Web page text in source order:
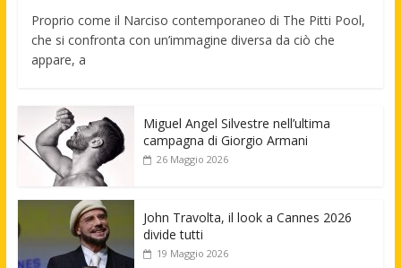
Proprio come il Narciso contemporaneo di The Pitti Pool,
che si confronta con un’immagine diversa da ciò che
appare, a
Miguel Angel Silvestre nell’ultima
campagna di Giorgio Armani
26 Maggio 2026
John Travolta, il look a Cannes 2026
divide tutti
19 Maggio 2026